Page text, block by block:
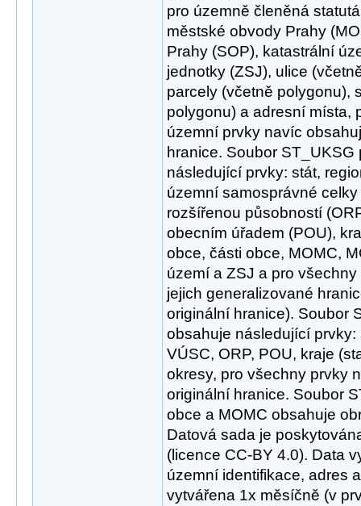
pro územně členěná
městské obvody Prahy
Prahy (SOP), katastrální
jednotky (ZSJ), ulice
parcely (včetně polygonu),
polygonu) a adresní místa,
územní prvky navíc
hranice. Soubor
následující prvky: stát,
územní samosprávné
rozšířenou působností
obecním úřadem (POU),
obce, části obce, MOMC,
území a ZSJ a pro
jejich generalizované
originální hranice). Soubor
obsahuje následující
VÚSC, ORP, POU, kraje
okresy, pro všechny prvky
originální hranice. Soubor
obce a MOMC obsahuje
Datová sada je
(licence CC-BY 4.0). Data
územní identifikace, adres
vytvářena 1x měsíčně (v